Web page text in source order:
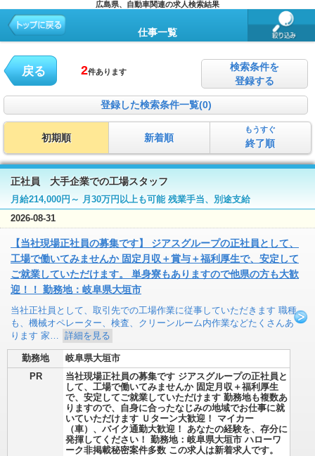
広島県、自動車関連の求人検索結果
仕事一覧
戻る 2件あります
検索条件を
登録する
登録した検索条件一覧(0)
初期順 新着順
もうすぐ
終了順
正社員 大手企業での工場スタッフ
月給214,000円～ 月30万円以上も可能 残業手当、別途支給
2026-08-31
【当社現場正社員の募集です】 ジアスグループの正社員として、
工場で働いてみませんか 固定月収＋賞与＋福利厚生で、安定して
ご就業していただけます。 単身寮もありますので他県の方も大歓
迎！！ 勤務地：岐阜県大垣市
当社正社員として、取引先での工場作業に従事していただきます 職種
も、機械オペレーター、検査、クリーンルーム内作業などたくさんあ
ります 家…
詳細を見る
勤務地
岐阜県大垣市
PR
当社現場正社員の募集です ジアスグループの正社員と
して、工場で働いてみませんか 固定月収＋福利厚生
で、安定してご就業していただけます 勤務地も複数あ
りますので、自身に合ったなじみの地域でお仕事に就
いていただけます Ｕターン大歓迎！ マイカー
（車）、バイク通勤大歓迎！ あなたの経験を、存分に
発揮してください！ 勤務地：岐阜県大垣市 ハローワ
ーク非掲載秘密案件多数 この求人は新着求人です。